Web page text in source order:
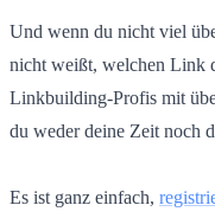
Und wenn du nicht viel
nicht weißt, welchen Link
Linkbuilding-Profis mit
du weder deine Zeit noch
Es ist ganz einfach,